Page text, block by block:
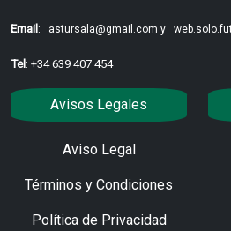
Email : astursala@gmail.com y
Tel : +34 639 407 454
Avisos Legales
Aviso Legal
Términos y Condiciones
Política de Privacidad